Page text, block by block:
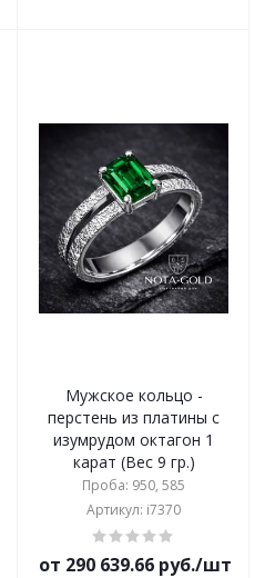
Мужское кольцо -
перстень из платины с
изумрудом октагон 1
карат (Вес 9 гр.)
Проба: 950, 585
Артикул: i7370
от 290 639.66 руб./шт